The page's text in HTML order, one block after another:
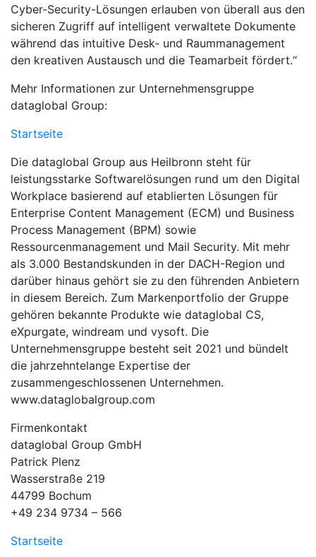
Cyber-Security-Lösungen erlauben von überall aus den
sicheren Zugriff auf intelligent verwaltete Dokumente
während das intuitive Desk- und Raummanagement
den kreativen Austausch und die Teamarbeit fördert.“
Mehr Informationen zur Unternehmensgruppe
dataglobal Group:
Startseite
Die dataglobal Group aus Heilbronn steht für
leistungsstarke Softwarelösungen rund um den Digital
Workplace basierend auf etablierten Lösungen für
Enterprise Content Management (ECM) und Business
Process Management (BPM) sowie
Ressourcenmanagement und Mail Security. Mit mehr
als 3.000 Bestandskunden in der DACH-Region und
darüber hinaus gehört sie zu den führenden Anbietern
in diesem Bereich. Zum Markenportfolio der Gruppe
gehören bekannte Produkte wie dataglobal CS,
eXpurgate, windream und vysoft. Die
Unternehmensgruppe besteht seit 2021 und bündelt
die jahrzehntelange Expertise der
zusammengeschlossenen Unternehmen.
www.dataglobalgroup.com
Firmenkontakt
dataglobal Group GmbH
Patrick Plenz
Wasserstraße 219
44799 Bochum
+49 234 9734 – 566
Startseite